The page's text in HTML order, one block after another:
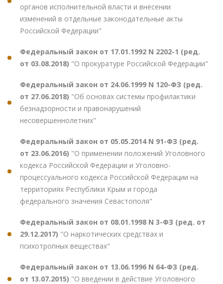
органов исполнительной власти и внесении
изменений в отдельные законодательные акты
Российской Федерации"
Федеральный закон от 17.01.1992 N 2202-1 (ред.
от 03.08.2018) "О прокуратуре Российской Федерации"
Федеральный закон от 24.06.1999 N 120-ФЗ (ред.
от 27.06.2018) "Об основах системы профилактики
безнадзорности и правонарушений
несовершеннолетних"
Федеральный закон от 05.05.2014 N 91-ФЗ (ред.
от 23.06.2016) "О применении положений Уголовного
кодекса Российской Федерации и Уголовно-
процессуального кодекса Российской Федерации на
территориях Республики Крым и города
федерального значения Севастополя"
Федеральный закон от 08.01.1998 N 3-ФЗ (ред. от
29.12.2017) "О наркотических средствах и
психотропных веществах"
Федеральный закон от 13.06.1996 N 64-ФЗ (ред.
от 13.07.2015) "О введении в действие Уголовного